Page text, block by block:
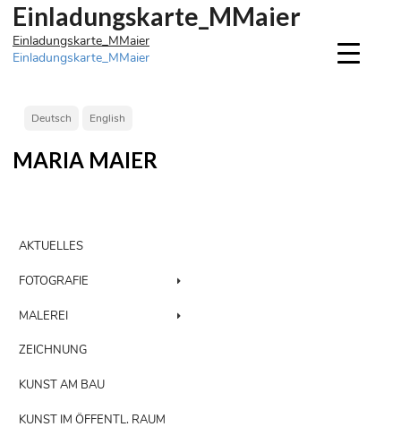
Deutsch English
Einladungskarte_MMaier
Einladungskarte_MMaier
Beitragsnavigation
Einladungskarte_MMaier
MARIA MAIER
AKTUELLES
FOTOGRAFIE
MALEREI
ZEICHNUNG
KUNST AM BAU
KUNST IM ÖFFENTL. RAUM